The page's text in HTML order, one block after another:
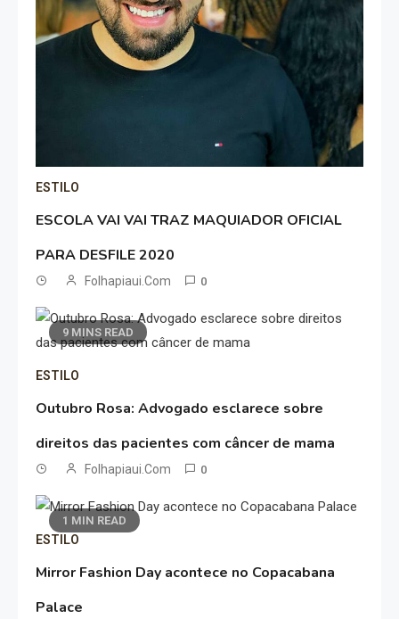
ESTILO
ESCOLA VAI VAI TRAZ MAQUIADOR OFICIAL
PARA DESFILE 2020
Folhapiaui.com 0
9 MINS READ
ESTILO
Outubro Rosa: Advogado esclarece sobre
direitos das pacientes com câncer de mama
Folhapiaui.com 0
1 MIN READ
ESTILO
Mirror Fashion Day acontece no Copacabana
Palace